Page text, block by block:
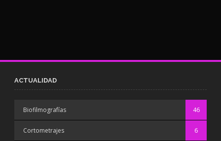
ACTUALIDAD
Biofilmografías 46
Cortometrajes 6